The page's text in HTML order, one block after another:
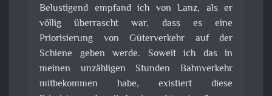
Belustigend empfand ich von Lanz, als er
völlig überrascht war, dass es eine
Priorisierung von Güterverkehr auf der
Schiene geben werde. Soweit ich das in
meinen unzähligen Stunden Bahnverkehr
mitbekommen habe, existiert diese